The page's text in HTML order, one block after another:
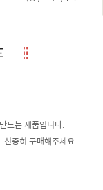
드는 제품입니다.
중히 구매해주세요.